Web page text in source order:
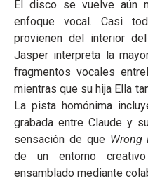
El disco se vuelve aún
enfoque vocal. Casi
provienen del interior
Jasper interpreta la
fragmentos vocales
mientras que su hija Ella
La pista homónima
grabada entre Claude y
sensación de que Wrong
de un entorno
ensamblado mediante